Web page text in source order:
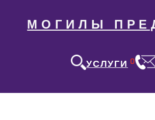
МОГИЛЫ
УСЛУГИ 0